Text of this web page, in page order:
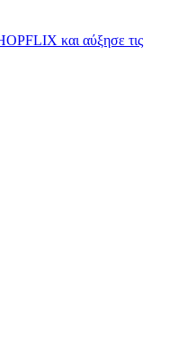
και αύξησε τις